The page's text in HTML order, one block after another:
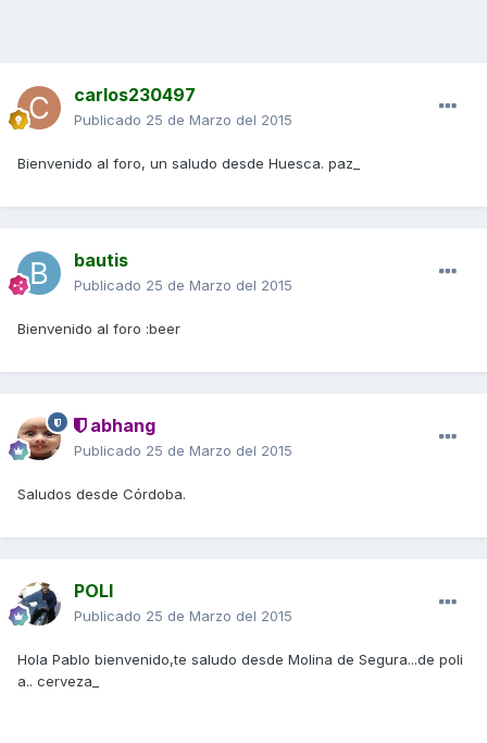
carlos230497
Publicado 25 de Marzo del 2015
Bienvenido al foro, un saludo desde Huesca. paz_
bautis
Publicado 25 de Marzo del 2015
Bienvenido al foro :beer
abhang
Publicado 25 de Marzo del 2015
Saludos desde Córdoba.
POLI
Publicado 25 de Marzo del 2015
Hola Pablo bienvenido,te saludo desde Molina de Segura...de poli
a.. cerveza_